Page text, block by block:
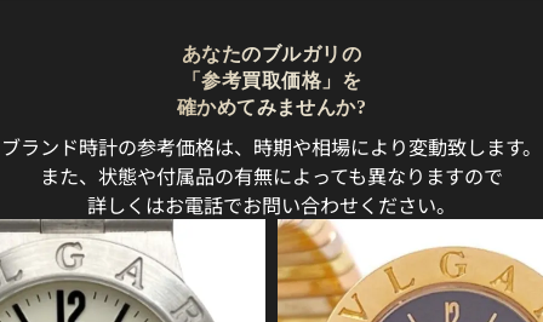
あなたのブルガリの
「参考買取価格」を
確かめてみませんか?
ブランド時計の参考価格は、時期や相場により変動致します。
また、状態や付属品の有無によっても異なりますので
詳しくはお電話でお問い合わせください。